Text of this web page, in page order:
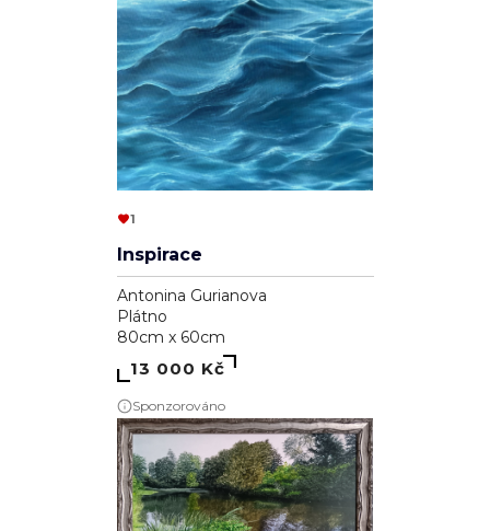
1
Inspirace
Antonina Gurianova
Plátno
80cm x 60cm
13 000 Kč
Sponzorováno